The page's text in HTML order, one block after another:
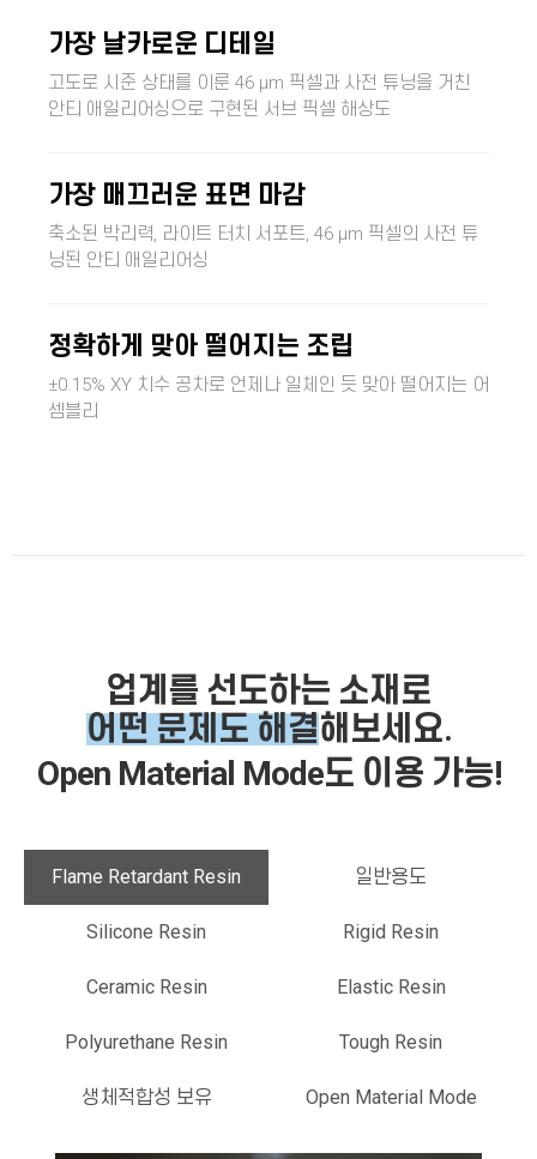
가장 날카로운 디테일
고도로 시준 상태를 이룬 46 µm 픽셀과 사전 튜닝을 거친
안티 애일리어싱으로 구현된 서브 픽셀 해상도
가장 매끄러운 표면 마감
축소된 박리력, 라이트 터치 서포트, 46 µm 픽셀의 사전 튜
닝된 안티 애일리어싱
정확하게 맞아 떨어지는 조립
±0.15% XY 치수 공차로 언제나 일체인 듯 맞아 떨어지는 어
셈블리
업계를 선도하는 소재로
어떤 문제도 해결해보세요.
Open Material Mode도 이용 가능!
Flame Retardant Resin 일반용도
Silicone Resin Rigid Resin
Ceramic Resin Elastic Resin
Polyurethane Resin Tough Resin
생체적합성 보유 Open Material Mode